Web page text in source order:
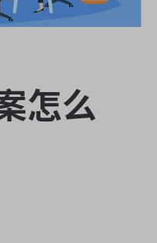
怎么